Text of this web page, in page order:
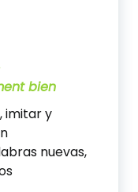
bien
imitar y
nuevas,